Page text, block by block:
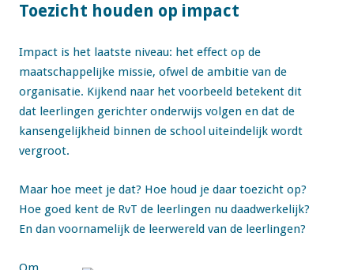
Toezicht houden op impact
Impact is het laatste niveau: het effect op de
maatschappelijke missie, ofwel de ambitie van de
organisatie. Kijkend naar het voorbeeld betekent dit
dat leerlingen gerichter onderwijs volgen en dat de
kansengelijkheid binnen de school uiteindelijk wordt
vergroot.
Maar hoe meet je dat? Hoe houd je daar toezicht op?
Hoe goed kent de RvT de leerlingen nu daadwerkelijk?
En dan voornamelijk de leerwereld van de leerlingen?